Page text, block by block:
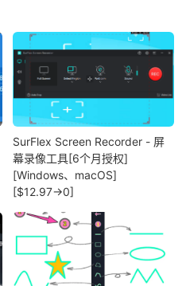
SurFlex Screen Recorder - 屏
幕录像工具[6个月授权]
[Windows、macOS]
[$12.97→0]